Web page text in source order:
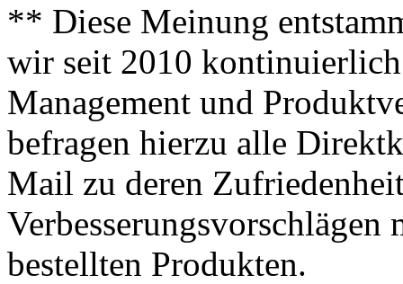
** Diese Meinung
wir seit 2010
Management und
befragen hierzu alle
Mail zu deren
bestellten Produkten.